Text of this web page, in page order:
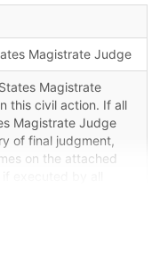
Magistrate Judge
Magistrate
this civil action. If all
Magistrate Judge
of final judgment,
on the attached
executed by all
by a magistrate
as Magistrate